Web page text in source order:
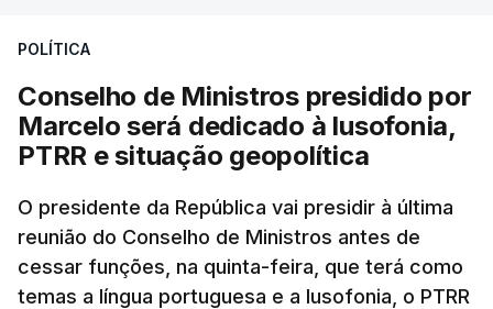
Da sua experiência no terreno, é destacada a
Forças Nacionais Destacadas, como
comandante do 2.º Batalhão Mecanizado, da
Reserva Tática do Comandante da Força da
NATO no Kosovo, e, mais recentemente, na
MINUSCA, como 2.º comandante da Força
Militar da ONU para a República Centro-
Africana".
POLÍTICA
Conselho de Ministros presidido por
Marcelo será dedicado à lusofonia,
PTRR e situação geopolítica
O presidente da República vai presidir à última
reunião do Conselho de Ministros antes de
cessar funções, na quinta-feira, que terá como
temas a língua portuguesa e a lusofonia, o PTRR